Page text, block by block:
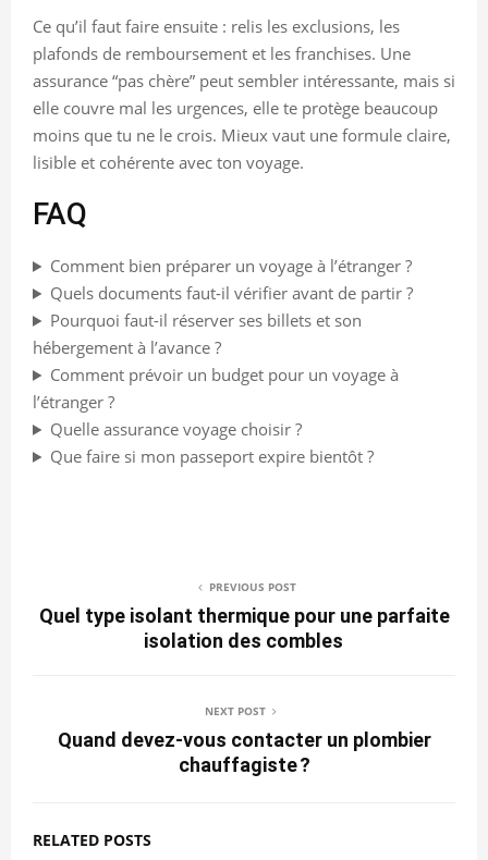
Ce qu’il faut faire ensuite : relis les exclusions, les
plafonds de remboursement et les franchises. Une
assurance “pas chère” peut sembler intéressante, mais si
elle couvre mal les urgences, elle te protège beaucoup
moins que tu ne le crois. Mieux vaut une formule claire,
lisible et cohérente avec ton voyage.
FAQ
Comment bien préparer un voyage à l’étranger ?
Quels documents faut-il vérifier avant de partir ?
Pourquoi faut-il réserver ses billets et son
hébergement à l’avance ?
Comment prévoir un budget pour un voyage à
l’étranger ?
Quelle assurance voyage choisir ?
Que faire si mon passeport expire bientôt ?
PREVIOUS POST
Quel type isolant thermique pour une parfaite
isolation des combles
NEXT POST
Quand devez-vous contacter un plombier
chauffagiste ?
RELATED POSTS